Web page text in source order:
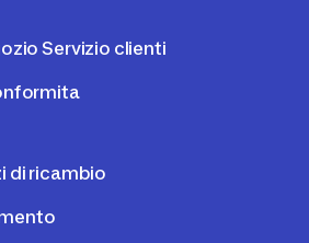
Servizio clienti
di ricambio